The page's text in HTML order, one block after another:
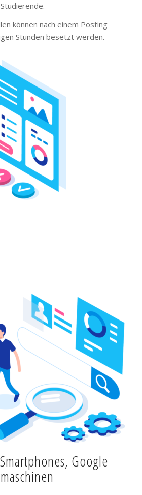
können nach einem Posting
Stunden besetzt werden.
Google